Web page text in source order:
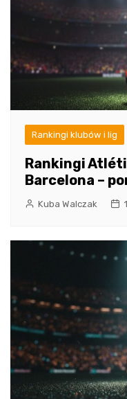
Rankingi klubów i lig
Rankingi
Barcelona –
Kuba Walczak